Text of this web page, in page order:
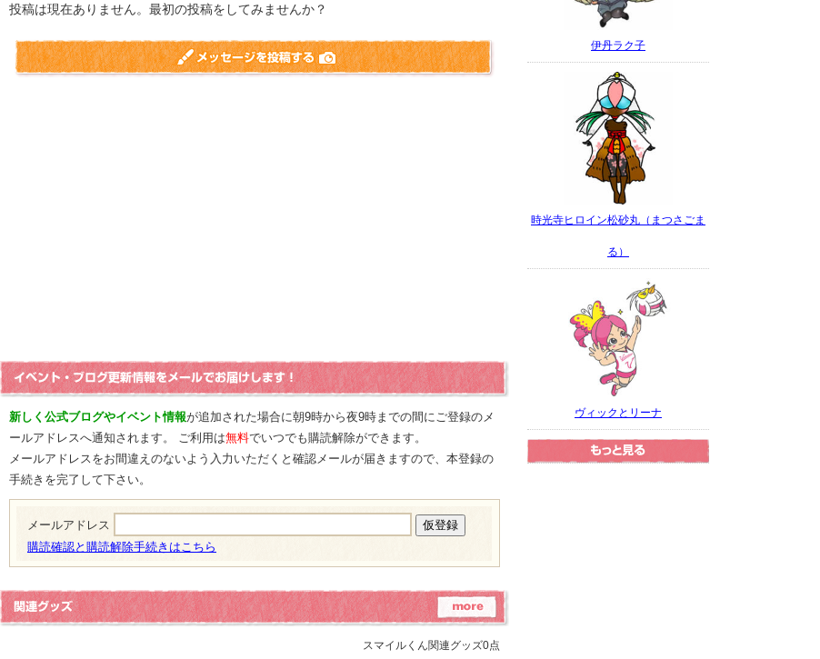
投稿は現在ありません。最初の投稿をしてみませんか？
新しく公式ブログやイベント情報が追加された場合に朝9時から夜9時までの間にご登録のメ
ールアドレスへ通知されます。 ご利用は無料でいつでも購読解除ができます。
メールアドレスをお間違えのないよう入力いただくと確認メールが届きますので、本登録の
手続きを完了して下さい。
メールアドレス
購読確認と購読解除手続きはこちら
スマイルくん関連グッズ0点
伊丹ラク子
時光寺ヒロイン松砂丸（まつさごま
る）
ヴィックとリーナ